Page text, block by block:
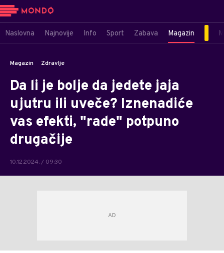
Naslovna Najnovije Info Sport Zabava Magazin
Magazin Zdravlje
Da li je bolje da jedete jaja
ujutru ili uveče? Iznenadiće
vas efekti, "rade" potpuno
drugačije
10.12.2024. / 09:30